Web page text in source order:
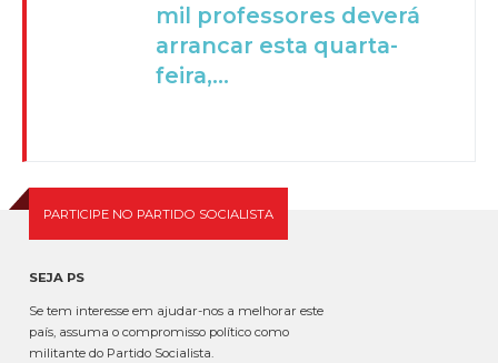
mil professores deverá
arrancar esta quarta-
feira,...
PARTICIPE NO PARTIDO SOCIALISTA
SEJA PS
Se tem interesse em ajudar-nos a melhorar este
país, assuma o compromisso político como
militante do Partido Socialista.